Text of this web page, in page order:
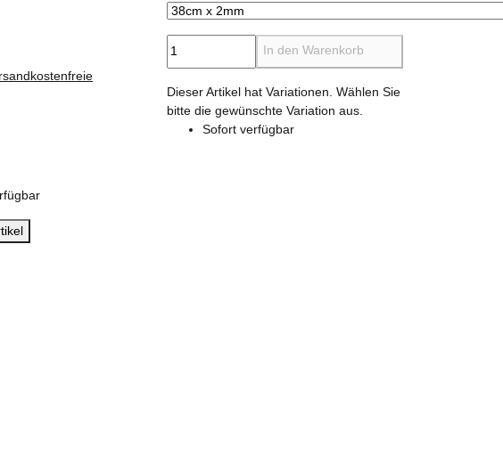
In den Warenkorb
x
Dieser Artikel hat Variationen. Wählen Sie
bitte die gewünschte Variation aus.
Sofort verfügbar